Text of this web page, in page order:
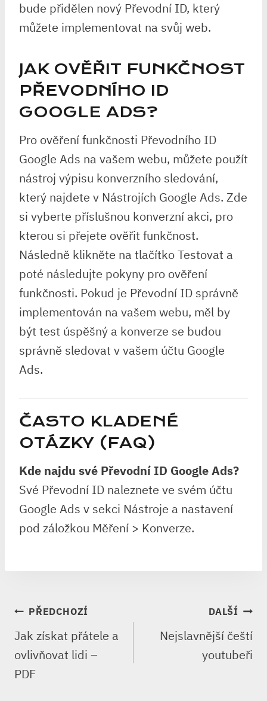
bude přidělen nový Převodní ID, který
můžete implementovat na svůj web.
JAK OVĚŘIT FUNKČNOST
PŘEVODNÍHO ID
GOOGLE ADS?
Pro ověření funkčnosti Převodního ID
Google Ads na vašem webu, můžete použít
nástroj výpisu konverzního sledování,
který najdete v Nástrojích Google Ads. Zde
si vyberte příslušnou konverzní akci, pro
kterou si přejete ověřit funkčnost.
Následně klikněte na tlačítko Testovat a
poté následujte pokyny pro ověření
funkčnosti. Pokud je Převodní ID správně
implementován na vašem webu, měl by
být test úspěšný a konverze se budou
správně sledovat v vašem účtu Google
Ads.
ČASTO KLADENÉ
OTÁZKY (FAQ)
Kde najdu své Převodní ID Google Ads?
Své Převodní ID naleznete ve svém účtu
Google Ads v sekci Nástroje a nastavení
pod záložkou Měření > Konverze.
NAVIGACE
PRO
PŘÍSPĚVEK
PŘEDCHOZÍ
Jak získat přátele a
ovlivňovat lidi –
PDF
DALŠÍ
Nejslavnější čeští
youtubeři